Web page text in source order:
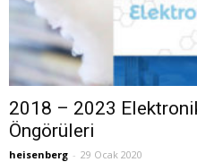
2018 – 2023
Öngörüleri
heisenberg - 29 Ocak 2020